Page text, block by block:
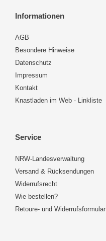
Informationen
AGB
Besondere Hinweise
Datenschutz
Impressum
Kontakt
Knastladen im Web - Linkliste
Service
NRW-Landesverwaltung
Versand & Rücksendungen
Widerrufsrecht
Wie bestellen?
Retoure- und Widerrufsformular